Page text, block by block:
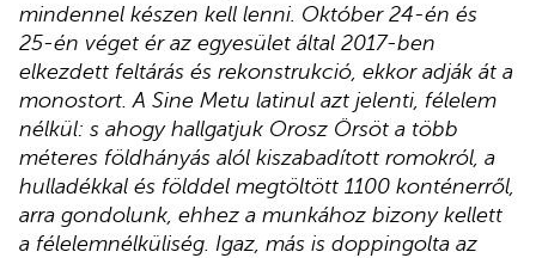
mindennel készen kell lenni. Október 24-én és
25-én véget ér az egyesület által 2017-ben
elkezdett feltárás és rekonstrukció, ekkor adják át a
monostort. A Sine Metu latinul azt jelenti, félelem
nélkül: s ahogy hallgatjuk Orosz Örsöt a több
méteres földhányás alól kiszabadított romokról, a
hulladékkal és földdel megtöltött 1100 konténerről,
arra gondolunk, ehhez a munkához bizony kellett
a félelemnélküliség. Igaz, más is doppingolta az